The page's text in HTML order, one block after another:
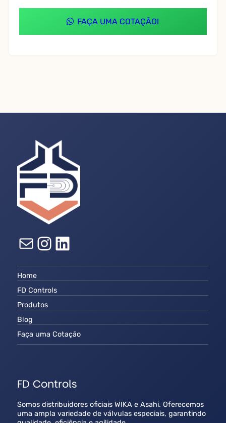
FAÇA UMA COTAÇÃO!
E-mail InstagramLinkedIn
Home
FD Controls
Produtos
Blog
Faça uma Cotação
FD Controls
Somos distribuidores oficiais WIKA e Asahi. Oferecemos
uma ampla variedade de válvulas especiais, garantindo